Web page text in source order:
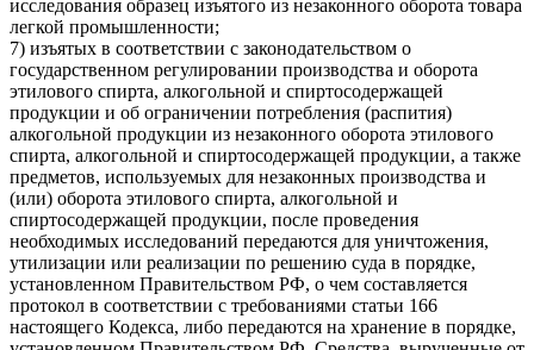
исследования образец изъятого из незаконного оборота товара
легкой промышленности;
7) изъятых в соответствии с законодательством о
государственном регулировании производства и оборота
этилового спирта, алкогольной и спиртосодержащей
продукции и об ограничении потребления (распития)
алкогольной продукции из незаконного оборота этилового
спирта, алкогольной и спиртосодержащей продукции, а также
предметов, используемых для незаконных производства и
(или) оборота этилового спирта, алкогольной и
спиртосодержащей продукции, после проведения
необходимых исследований передаются для уничтожения,
утилизации или реализации по решению суда в порядке,
установленном Правительством РФ, о чем составляется
протокол в соответствии с требованиями статьи 166
настоящего Кодекса, либо передаются на хранение в порядке,